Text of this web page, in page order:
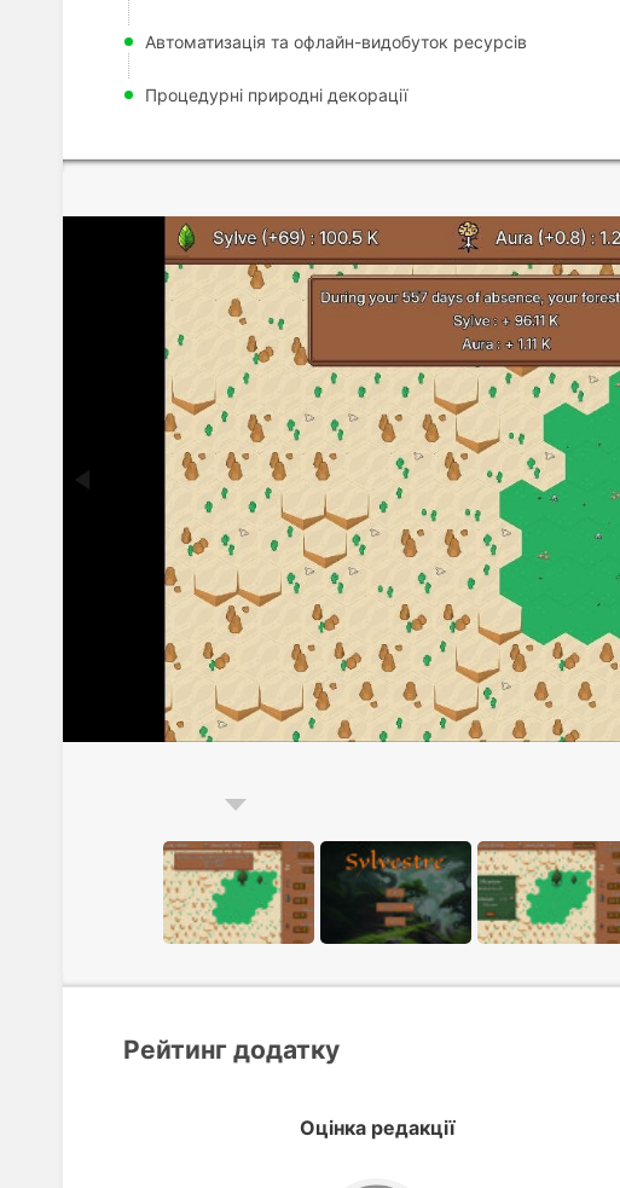
Автоматизація та офлайн-видобуток ресурсів
Процедурні природні декорації
Рейтинг додатку
Оцінка редакції